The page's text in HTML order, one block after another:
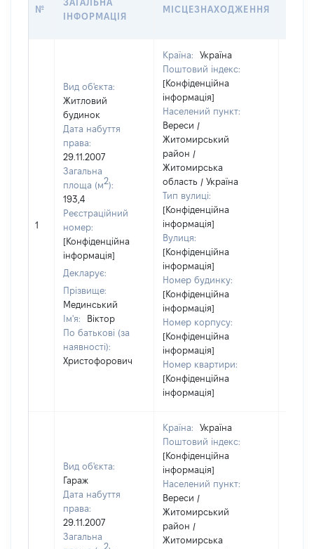
№
ЗАГАЛЬНА
ІНФОРМАЦІЯ
МІСЦЕЗНАХОДЖЕННЯ
1
Вид об'єкта:
Житловий
будинок
Дата набуття
права:
29.11.2007
Загальна
площа (м2):
193,4
Реєстраційний
номер:
[Конфіденційна
інформація]
Декларує:
Прізвище:
Мединський
Ім'я:
Віктор
По батькові (за
наявності):
Христофорович
Країна:
Україна
Поштовий індекс:
[Конфіденційна
інформація]
Населений пункт:
Вереси /
Житомирський
район /
Житомирська
область / Україна
Тип вулиці:
[Конфіденційна
інформація]
Вулиця:
[Конфіденційна
інформація]
Номер будинку:
[Конфіденційна
інформація]
Номер корпусу:
[Конфіденційна
інформація]
Номер квартири:
[Конфіденційна
інформація]
Вид об'єкта:
Гараж
Дата набуття
права:
29.11.2007
Загальна
2
Країна:
Україна
Поштовий індекс:
[Конфіденційна
інформація]
Населений пункт:
Вереси /
Житомирський
район /
Житомирська